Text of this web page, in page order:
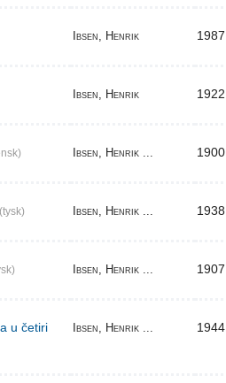
Ibsen, Henrik 1987
Ibsen, Henrik 1922
Ibsen, Henrik ... 1900
(tysk) Ibsen, Henrik ... 1938
Ibsen, Henrik ... 1907
u četiri
Ibsen, Henrik ... 1944